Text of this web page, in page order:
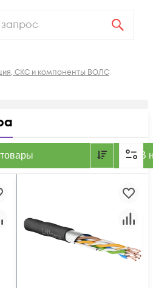
СКС и компоненты ВОЛС
В